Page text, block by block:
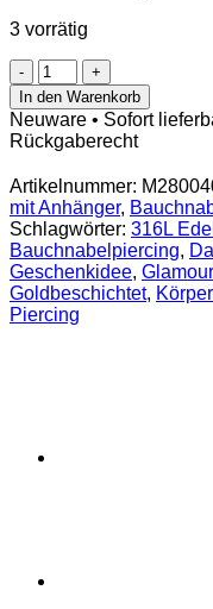
3 vorrätig
Bauchnabelpiercing
Pfau
mit
Kristallen
–
Goldbeschichtet
Menge
In den Warenkorb
Neuware • Sofort
Rückgaberecht
Artikelnummer:
mit Anhänger,
Schlagwörter: 316L
Bauchnabelpiercing,
Geschenkidee,
Goldbeschichtet,
Piercing